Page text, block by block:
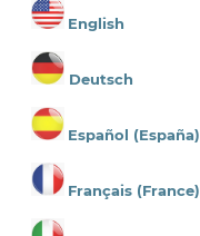
English
Deutsch
Español (España)
Français (France)